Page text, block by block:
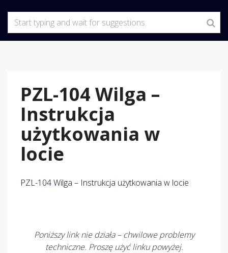
PZL-104 Wilga –
Instrukcja
użytkowania w
locie
PZL-104 Wilga – Instrukcja użytkowania w locie
Poniższy link nie działa – chwilowe problemy
techniczne. Proszę użyć linku powyżej.